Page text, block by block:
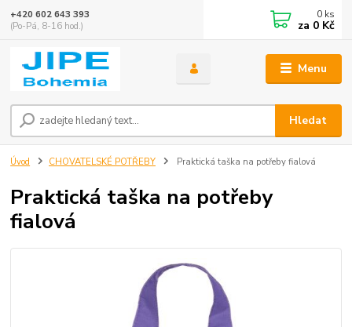
Menu
Hledat
+420 602 643 393
(Po-Pá, 8-16 hod.)
0 ks
za 0 Kč
Úvod CHOVATELSKÉ POTŘEBY Praktická taška na potřeby fialová
Praktická taška na potřeby
fialová